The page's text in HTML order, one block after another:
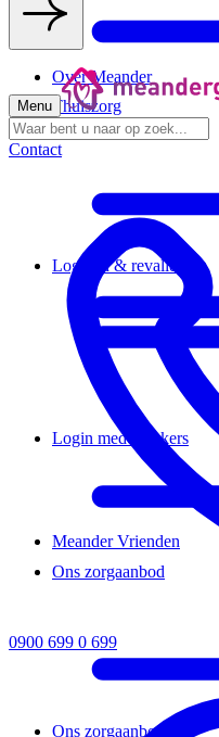
Thuiszorg
Ons zorgaanbod
Logeren & revalideren
Ons zorgaanbod
Login medewerkers
Over Meander
Meander Vrienden
Menu
Contact
0900 699 0 699